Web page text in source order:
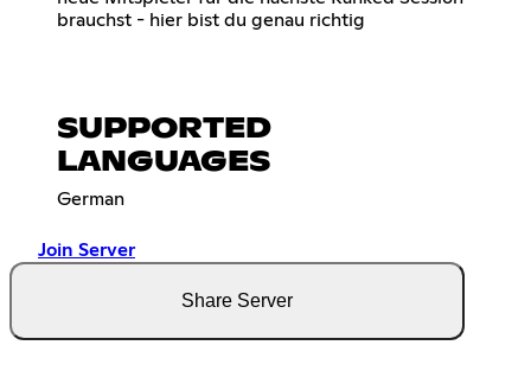
brauchst - hier bist du genau richtig
SUPPORTED
LANGUAGES
German
Join Server
Share Server